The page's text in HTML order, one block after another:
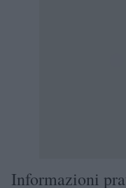
Informazioni